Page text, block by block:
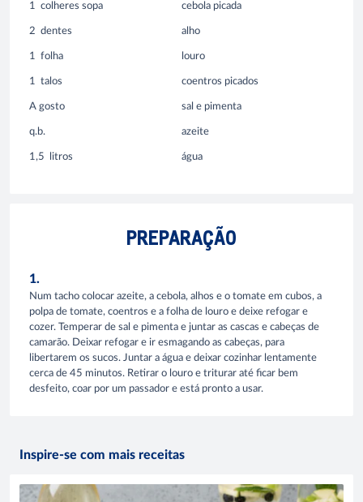
1 colheres sopa cebola picada
2 dentes alho
1 folha louro
1 talos coentros picados
A gosto sal e pimenta
q.b. azeite
1,5 litros água
PREPARAÇÃO
1.
Num tacho colocar azeite, a cebola, alhos e o tomate em cubos, a
polpa de tomate, coentros e a folha de louro e deixe refogar e
cozer. Temperar de sal e pimenta e juntar as cascas e cabeças de
camarão. Deixar refogar e ir esmagando as cabeças, para
libertarem os sucos. Juntar a água e deixar cozinhar lentamente
cerca de 45 minutos. Retirar o louro e triturar até ficar bem
desfeito, coar por um passador e está pronto a usar.
Inspire-se com mais receitas